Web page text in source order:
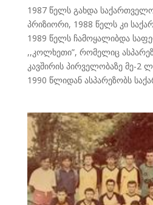
1987 წელს გახდა
პრიზიორი, 1988 წელს კი
1989 წელს ჩამოყალიბდა
,,კოლხეთი”, რომელიც
კავშირის პირველობაზე მე-2
1990 წლიდან ასპარეზობს